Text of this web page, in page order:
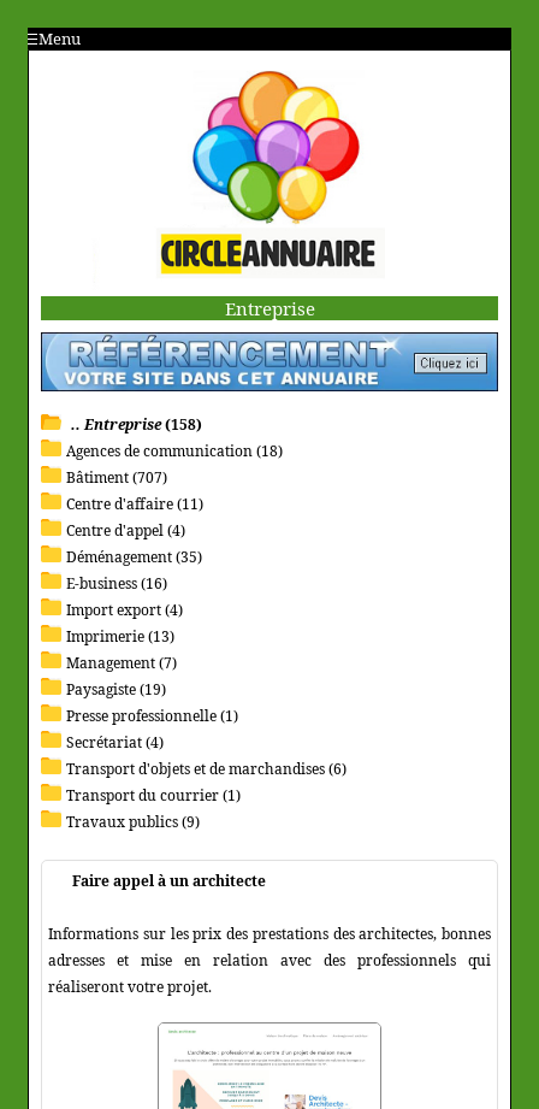
Menu
Entreprise
.. Entreprise(158)
Agences de communication (18)
Bâtiment (707)
Centre d'affaire (11)
Centre d'appel (4)
Déménagement (35)
E-business (16)
Import export (4)
Imprimerie (13)
Management (7)
Paysagiste (19)
Presse professionnelle (1)
Secrétariat (4)
Transport d'objets et de marchandises (6)
Transport du courrier (1)
Travaux publics (9)
Faire appel à un architecte
Informations sur les prix des prestations des architectes, bonnes
adresses et mise en relation avec des professionnels qui
réaliseront votre projet.